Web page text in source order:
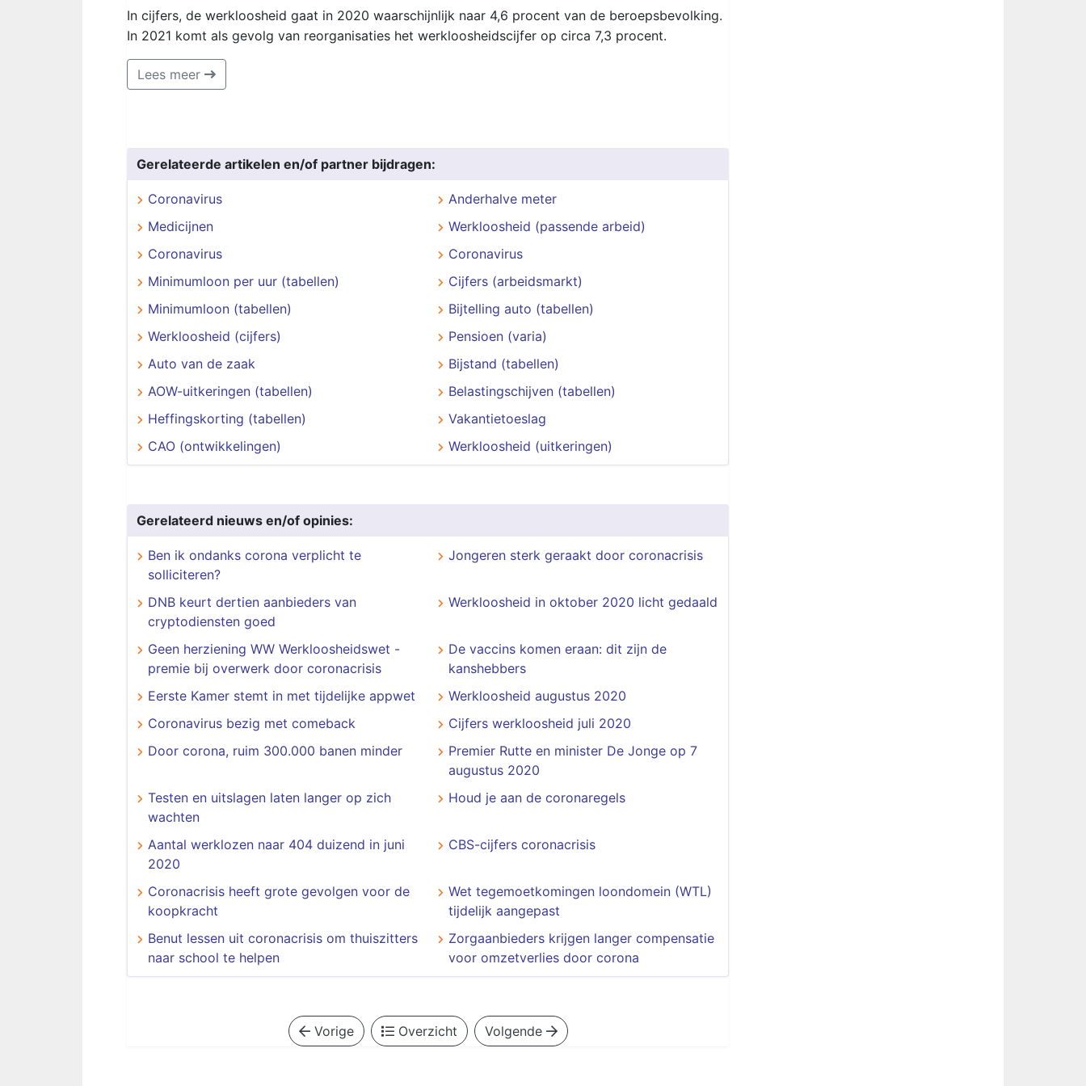
In cijfers, de werkloosheid gaat in 2020 waarschijnlijk naar 4,6 procent van de beroepsbevolking.
In 2021 komt als gevolg van reorganisaties het werkloosheidscijfer op circa 7,3 procent.
Lees meer
Gerelateerde artikelen en/of partner bijdragen:
Coronavirus
Anderhalve meter
Medicijnen
Werkloosheid (passende arbeid)
Coronavirus
Coronavirus
Minimumloon per uur (tabellen)
Cijfers (arbeidsmarkt)
Minimumloon (tabellen)
Bijtelling auto (tabellen)
Werkloosheid (cijfers)
Pensioen (varia)
Auto van de zaak
Bijstand (tabellen)
AOW-uitkeringen (tabellen)
Belastingschijven (tabellen)
Heffingskorting (tabellen)
Vakantietoeslag
CAO (ontwikkelingen)
Werkloosheid (uitkeringen)
Gerelateerd nieuws en/of opinies:
Ben ik ondanks corona verplicht te
solliciteren?
Jongeren sterk geraakt door coronacrisis
DNB keurt dertien aanbieders van
cryptodiensten goed
Werkloosheid in oktober 2020 licht gedaald
Geen herziening WW Werkloosheidswet -
premie bij overwerk door coronacrisis
De vaccins komen eraan: dit zijn de
kanshebbers
Eerste Kamer stemt in met tijdelijke appwet
Werkloosheid augustus 2020
Coronavirus bezig met comeback
Cijfers werkloosheid juli 2020
Door corona, ruim 300.000 banen minder
Premier Rutte en minister De Jonge op 7
augustus 2020
Testen en uitslagen laten langer op zich
wachten
Houd je aan de coronaregels
Aantal werklozen naar 404 duizend in juni
2020
CBS-cijfers coronacrisis
Coronacrisis heeft grote gevolgen voor de
koopkracht
Wet tegemoetkomingen loondomein (WTL)
tijdelijk aangepast
Benut lessen uit coronacrisis om thuiszitters
naar school te helpen
Zorgaanbieders krijgen langer compensatie
voor omzetverlies door corona
Vorige Overzicht Volgende